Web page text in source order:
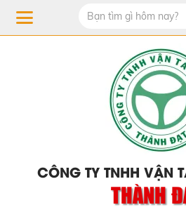
CÔNG TY TNHH VẬN
THÀNH